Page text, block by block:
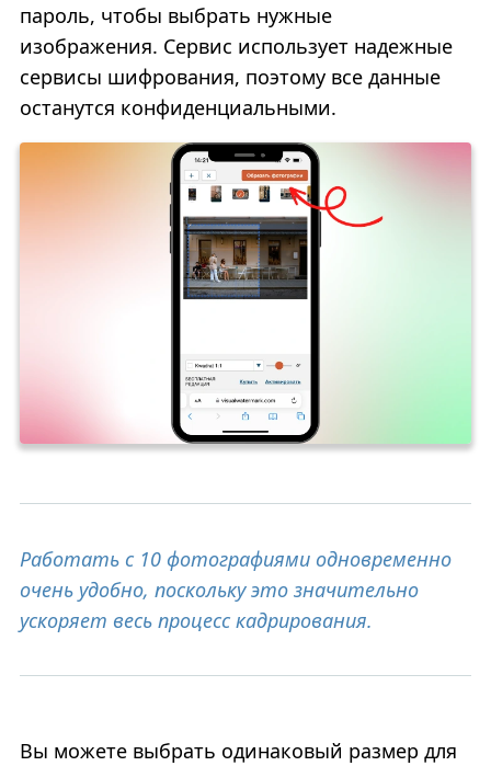
пароль, чтобы выбрать нужные
изображения. Сервис использует надежные
сервисы шифрования, поэтому все данные
останутся конфиденциальными.
Работать с 10 фотографиями одновременно
очень удобно, поскольку это значительно
ускоряет весь процесс кадрирования.
Вы можете выбрать одинаковый размер для